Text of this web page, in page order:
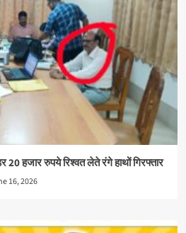
20 हजार रुपये रिश्वत लेते रंगे हाथों गिरफ्तार
16, 2026